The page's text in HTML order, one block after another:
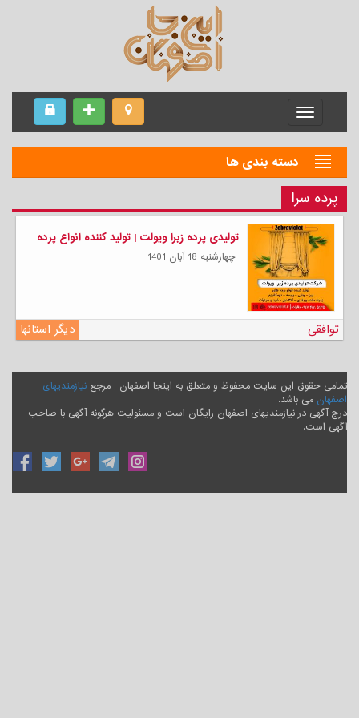
Menu
دسته بندی ها
پرده سرا
تولیدی پرده زبرا ویولت | تولید کننده انواع پرده
چهارشنبه 18 آبان 1401
دیگر استانها توافقی
تمامی حقوق این سایت محفوظ و متعلق به اینجا اصفهان , مرجع نیازمندیهای
اصفهان می باشد.
درج آگهی در نیازمندیهای اصفهان رایگان است و مسئولیت هرگونه آگهی با صاحب
آگهی است.